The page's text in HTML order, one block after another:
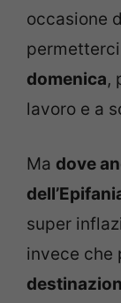
occasione
domenica,
lavoro e a
Ma dove
super
invece che